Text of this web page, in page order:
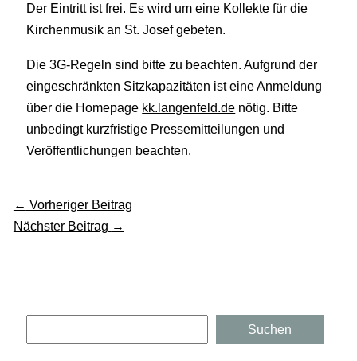
Der Eintritt ist frei. Es wird um eine Kollekte für die
Kirchenmusik an St. Josef gebeten.
Die 3G-Regeln sind bitte zu beachten. Aufgrund der
eingeschränkten Sitzkapazitäten ist eine Anmeldung
über die Homepage kk.langenfeld.de nötig. Bitte
unbedingt kurzfristige Pressemitteilungen und
Veröffentlichungen beachten.
← Vorheriger Beitrag
Nächster Beitrag →
Suchen